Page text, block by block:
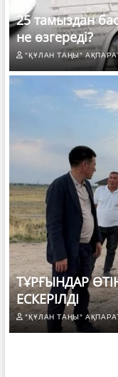
25 тамыздан
не өзгереді?
"ҚҰЛАН ТАҢЫ"
ТҰРҒЫНДАР
ЕСКЕРІЛДІ
"ҚҰЛАН ТАҢЫ"